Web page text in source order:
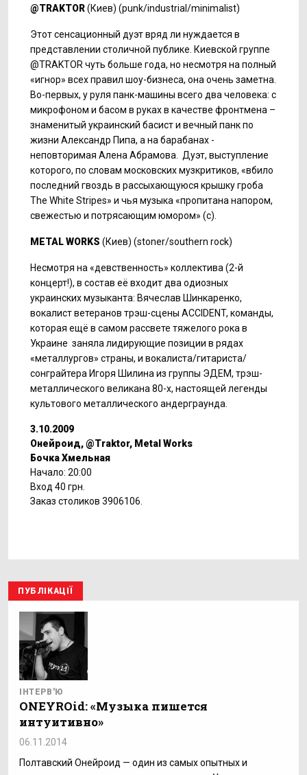
@TRAKTOR(Киев) (punk/industrial/minimalist)
Этот сенсационный дуэт вряд ли нуждается в
представлении столичной публике. Киевской группе
@TRAKTOR чуть больше года, но несмотря на полный
«игнор» всех правил шоу-бизнеса, она очень заметна.
Во-первых, у руля панк-машины всего два человека: с
микрофоном и басом в руках в качестве фронтмена –
знаменитый украинский басист и вечный панк по
жизни Александр Пипа, а на барабанах -
неповторимая Алена Абрамова. Дуэт, выступление
которого, по словам московских музкритиков, «вбило
последний гвоздь в рассыхающуюся крышку гроба
The White Stripes» и чья музыка «пропитана напором,
свежестью и потрясающим юмором» (с).
METAL WORKS (Киев) (stoner/southern rock)
Несмотря на «девственность» коллектива (2-й
концерт!), в состав её входит два одиозных
украинских музыканта: Вячеслав Шинкаренко,
вокалист ветеранов трэш-сцены ACCIDENT, команды,
которая ещё в самом рассвете тяжелого рока в
Украине заняла лидирующие позиции в рядах
«металлургов» страны, и вокалиста/гитариста/
сонграйтера Игоря Шилина из группы ЭДЕМ, трэш-
металлического великана 80-х, настоящей легенды
культового металлического андерграунда.
3.10.2009
Онейроид, @Traktor, Metal Works
Бочка Хмельная
Начало: 20:00
Вход 40 грн.
Заказ столиков 3906106.
ПУБЛІКАЦІЇ
ІНТЕРВ'Ю
ONEYROid: «Музыка пишется
интуитивно»
06.11.2014
Полтавский Онейроид — один из самых опытных и